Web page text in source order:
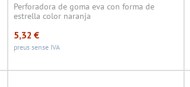
Perforadora de goma eva con forma de
estrella color naranja
5,32 €
preus sense IVA